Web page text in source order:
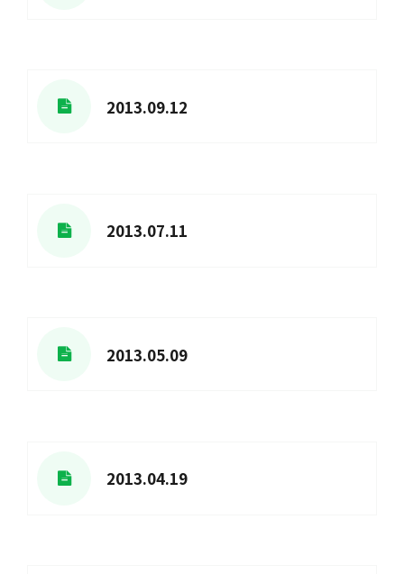
2013.09.12
2013.07.11
2013.05.09
2013.04.19